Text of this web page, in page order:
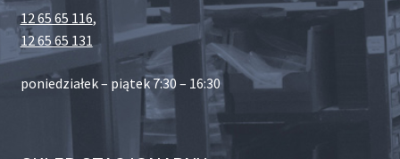
12 65 65 116,
12 65 65 131
poniedziałek – piątek 7:30 – 16:30